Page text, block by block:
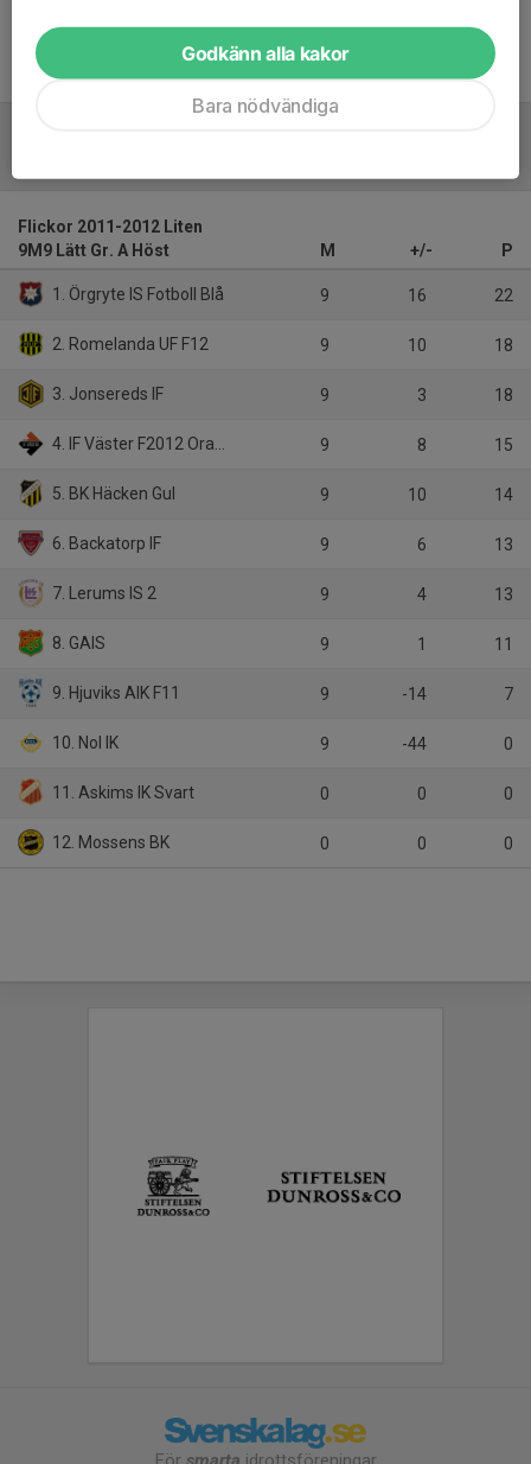
Flickor 2011-2012 Liten
9M9 Lätt Gr. A Höst
M +/- P
1. Örgryte IS Fotboll Blå 9 16 22
2. Romelanda UF F12 9 10 18
3. Jonsereds IF 9 3 18
4. IF Väster F2012 Orange 9 8 15
5. BK Häcken Gul 9 10 14
6. Backatorp IF 9 6 13
7. Lerums IS 2 9 4 13
8. GAIS 9 1 11
9. Hjuviks AIK F11 9 -14 7
10. Nol IK 9 -44 0
11. Askims IK Svart 0 0 0
12. Mossens BK 0 0 0
Godkänn alla kakor
Bara nödvändiga